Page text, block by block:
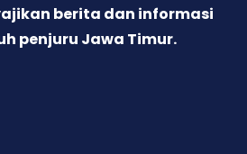
berita dan informasi
penjuru Jawa Timur.